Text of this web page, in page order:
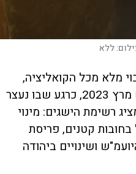
ללא
מלא מכל הקואליציה,
ומצביע על "ליל גלנט", בחודש מרץ 2023, כרגע שבו נעצר
רשימת הישגים: מינוי
בחובות קטנים, פריסת
ושינויים ביהודה